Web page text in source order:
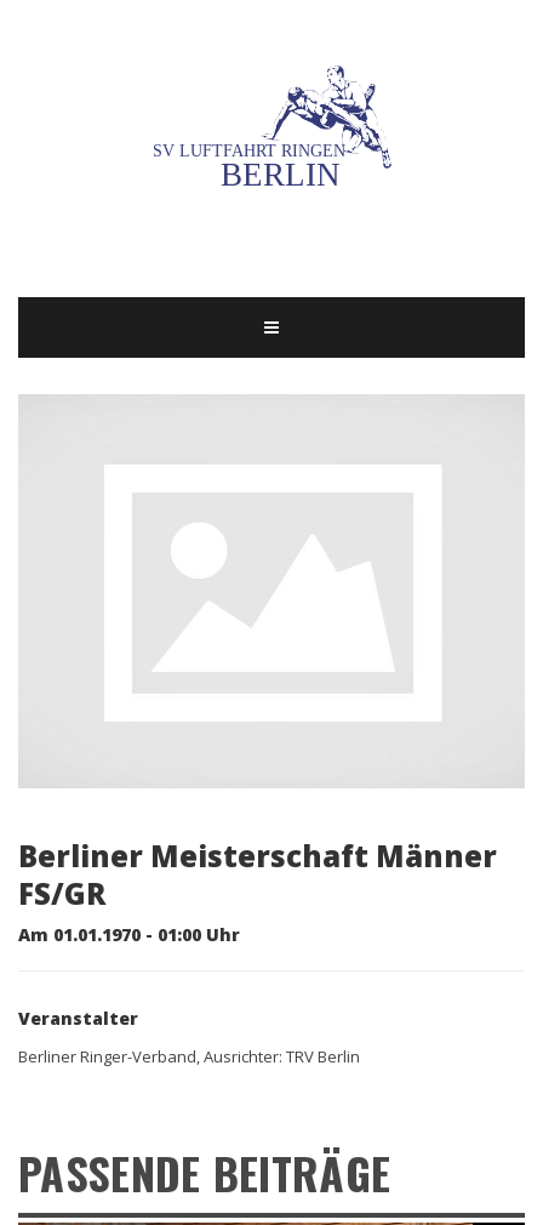
Berliner Meisterschaft Männer
FS/GR
Am 01.01.1970 - 01:00 Uhr
Veranstalter
Berliner Ringer-Verband, Ausrichter: TRV Berlin
PASSENDE BEITRÄGE